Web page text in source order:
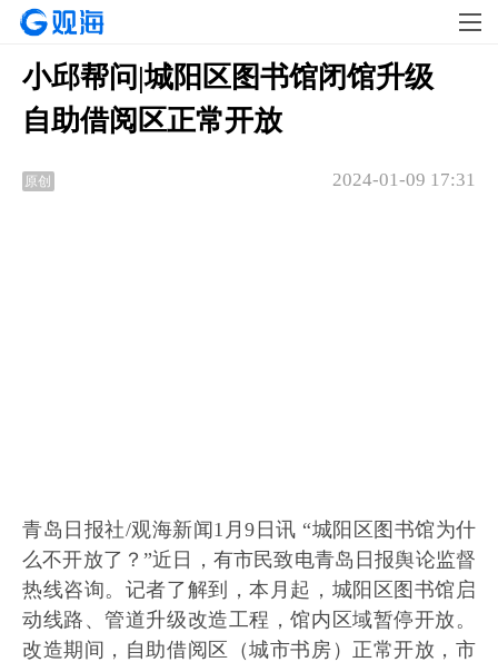
小邱帮问|城阳区图书馆闭馆升级
自助借阅区正常开放
原创 2024-01-09 17:31
青岛日报社/观海新闻1月9日讯 “城阳区图书馆为什
么不开放了？”近日，有市民致电青岛日报舆论监督
热线咨询。记者了解到，本月起，城阳区图书馆启
动线路、管道升级改造工程，馆内区域暂停开放。
改造期间，自助借阅区（城市书房）正常开放，市